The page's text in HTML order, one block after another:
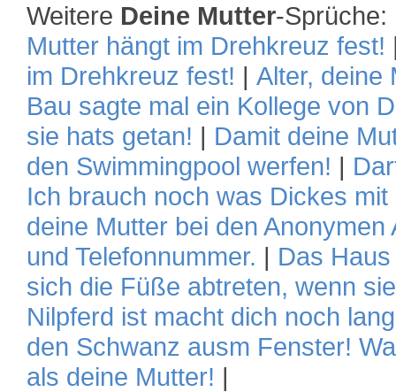
Weitere Deine Mutter-Sprüche:
Mutter hängt im Drehkreuz fest!
im Drehkreuz fest! | Alter, deine
Bau sagte mal ein Kollege von
sie hats getan! | Damit deine
den Swimmingpool werfen! |
Ich brauch noch was Dickes
deine Mutter bei den
und Telefonnummer. | Das
sich die Füße abtreten, wenn
Nilpferd ist macht dich noch
den Schwanz ausm Fenster!
als deine Mutter! |